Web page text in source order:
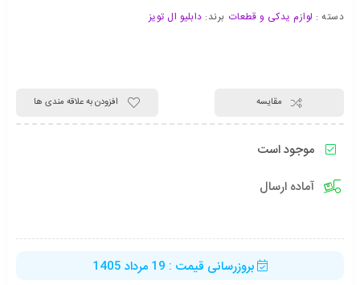
دسته : لوازم یدکی و قطعات برند: دابلیو ال تویز
مقایسه افزودن به علاقه مندی ها
موجود است
آماده ارسال
بروزرسانی قیمت : 19 مرداد 1405